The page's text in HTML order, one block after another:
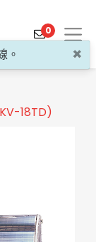
0
18TD)
×
。